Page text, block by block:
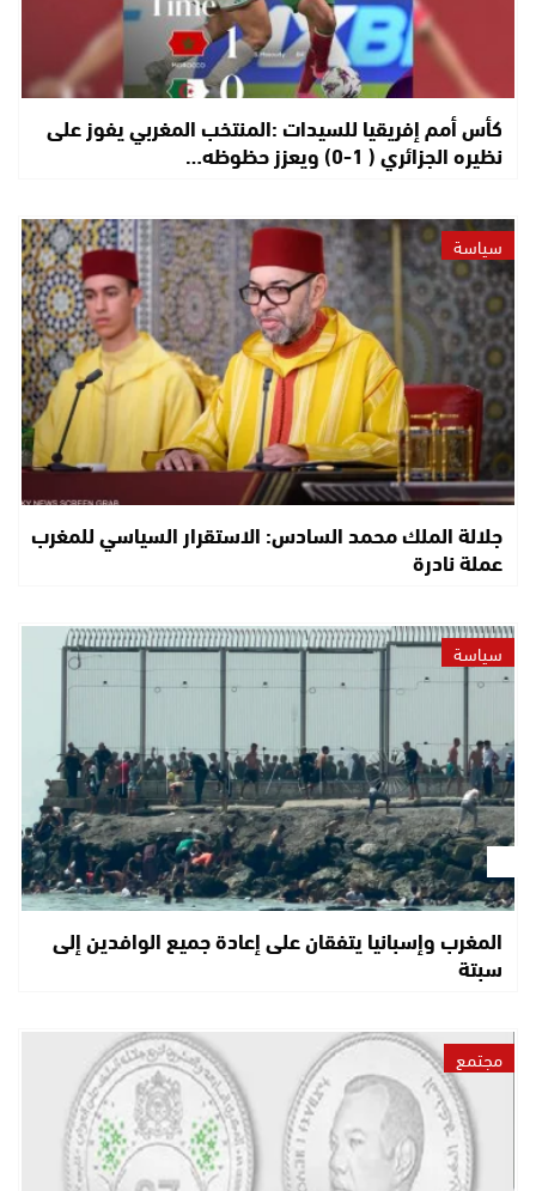
كأس أمم إفريقيا للسيدات :المنتخب المغربي يفوز على
نظيره الجزائري ( 1-0) ويعزز حظوظه…
سياسة
جلالة الملك محمد السادس: الاستقرار السياسي للمغرب
عملة نادرة
سياسة
المغرب وإسبانيا يتفقان على إعادة جميع الوافدين إلى
سبتة
مجتمع